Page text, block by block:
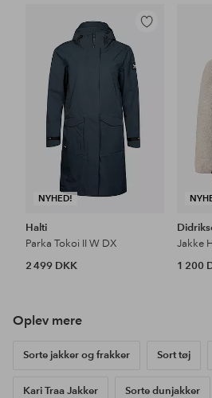
NYHED!
Tilføj
Halti
Parka Tokoi II W DX
2 499 DKK
Jakke
1 200
Oplev mere
Sorte jakker og frakker Sort tøj
Kari Traa Jakker Sorte dunjakker